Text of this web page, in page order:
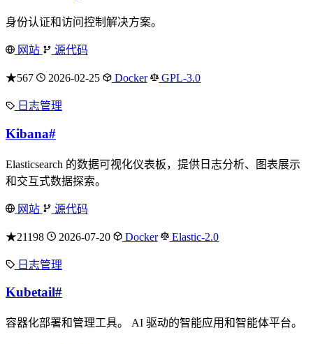
身份认证和访问控制解决方案。
网站 源代码
★567 2026-02-25 Docker GPL-3.0
日志管理
Kibana#
Elasticsearch 的数据可视化仪表板，提供日志分析、图表展示
和交互式数据探索。
网站 源代码
★21198 2026-07-20 Docker Elastic-2.0
日志管理
Kubetail#
容器化部署和管理工具。 AI 驱动的智能应用和智能体平台。